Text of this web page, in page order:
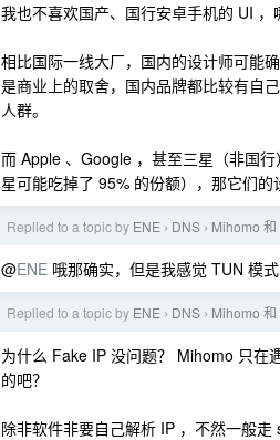
我也不喜欢国产、国行安卓手机的 UI
相比国际一线大厂，国内的设计师可能
是商业上的取舍，国内品牌都比较有自
人群。
而 Apple 、Google ，甚至三星（非国
星可能吃掉了 95% 的份额），那它们的
Replied to a topic by ENE › DNS › Mihomo
@ENE 哦那确实，但是我感觉 TUN 模
Replied to a topic by ENE › DNS › Mihomo
为什么 Fake IP 没问题？ Mihomo 只在
的吧？
除非软件非要自己解析 IP ，不然一般